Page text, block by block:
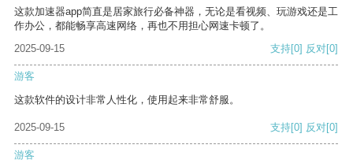
这款加速器app简直是居家旅行必备神器，无论是看视频、玩游戏还是工
作办公，都能畅享高速网络，再也不用担心网速卡顿了。
2025-09-15
支持[0] 反对[0]
游客
这款软件的设计非常人性化，使用起来非常舒服。
2025-09-15 支持[0] 反对[0]
游客